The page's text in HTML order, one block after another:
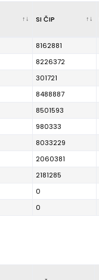
SI ČIP
8162881
8226372
301721
8488887
8501593
980333
8033229
2060381
2181285
0
0